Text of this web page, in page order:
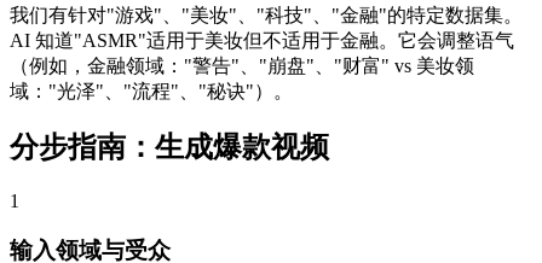
我们有针对"游戏"、"美妆"、"科技"、"金融"的特定数据集。
AI 知道"ASMR"适用于美妆但不适用于金融。它会调整语气
（例如，金融领域："警告"、"崩盘"、"财富" vs 美妆领
域："光泽"、"流程"、"秘诀"）。
分步指南：生成爆款视频
1
输入领域与受众